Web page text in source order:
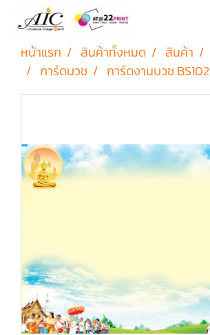
หน้าแรก สินค้าทั้งหมด สินค้า
การ์ดบวช
การ์ดงานบวช BS102